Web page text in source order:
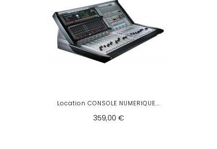
Location CONSOLE NUMERIQUE...
359,00 €